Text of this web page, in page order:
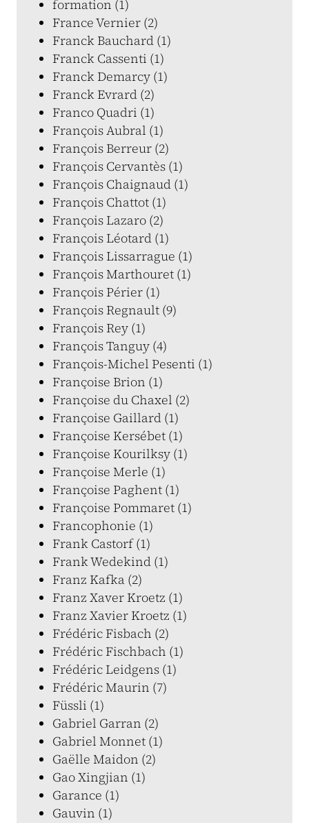
formation (1)
France Vernier (2)
Franck Bauchard (1)
Franck Cassenti (1)
Franck Demarcy (1)
Franck Evrard (2)
Franco Quadri (1)
François Aubral (1)
François Berreur (2)
François Cervantès (1)
François Chaignaud (1)
François Chattot (1)
François Lazaro (2)
François Léotard (1)
François Lissarrague (1)
François Marthouret (1)
François Périer (1)
François Regnault (9)
François Rey (1)
François Tanguy (4)
François-Michel Pesenti (1)
Françoise Brion (1)
Françoise du Chaxel (2)
Françoise Gaillard (1)
Françoise Kersébet (1)
Françoise Kourilksy (1)
Françoise Merle (1)
Françoise Paghent (1)
Françoise Pommaret (1)
Francophonie (1)
Frank Castorf (1)
Frank Wedekind (1)
Franz Kafka (2)
Franz Xaver Kroetz (1)
Franz Xavier Kroetz (1)
Frédéric Fisbach (2)
Frédéric Fischbach (1)
Frédéric Leidgens (1)
Frédéric Maurin (7)
Füssli (1)
Gabriel Garran (2)
Gabriel Monnet (1)
Gaëlle Maidon (2)
Gao Xingjian (1)
Garance (1)
Gauvin (1)